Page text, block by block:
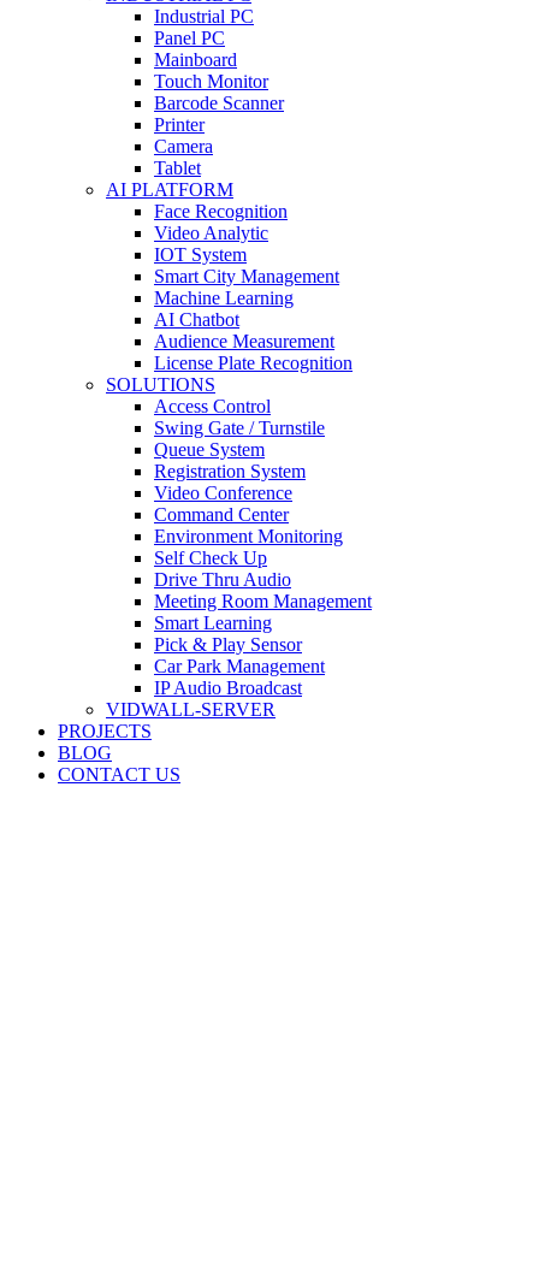
Industrial PC
Panel PC
Mainboard
Touch Monitor
Barcode Scanner
Printer
Camera
Tablet
AI PLATFORM
Face Recognition
Video Analytic
IOT System
Smart City Management
Machine Learning
AI Chatbot
Audience Measurement
License Plate Recognition
SOLUTIONS
Access Control
Swing Gate / Turnstile
Queue System
Registration System
Video Conference
Command Center
Environment Monitoring
Self Check Up
Drive Thru Audio
Meeting Room Management
Smart Learning
Pick & Play Sensor
Car Park Management
IP Audio Broadcast
VIDWALL-SERVER
PROJECTS
BLOG
CONTACT US